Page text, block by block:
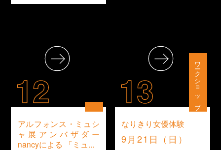
12
アルフォンス・ミュシ
ャ展アンバザダー
nancyによる 「ミュ...
13 ワークショップ
なりきり女優体験
9月21日（日）